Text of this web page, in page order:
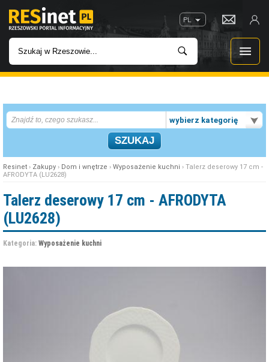
PL
INWESTYCJE
IMPREZY
W KINACH
wybierz kategorię
Resinet › Zakupy › Dom i wnętrze › Wyposażenie kuchni › Talerz deserowy 17 cm -
AFRODYTA (LU2628)
Talerz deserowy 17 cm - AFRODYTA
(LU2628)
Kategoria: Wyposażenie kuchni